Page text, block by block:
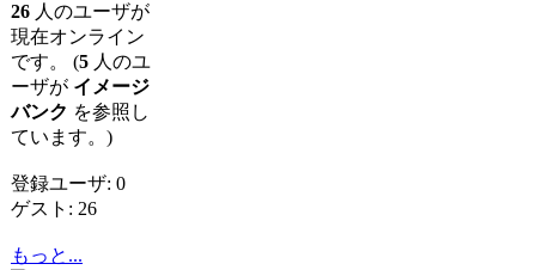
26 人のユーザが
現在オンライン
です。 (5 人のユ
ーザが イメージ
バンク を参照し
ています。)
登録ユーザ: 0
ゲスト: 26
もっと...